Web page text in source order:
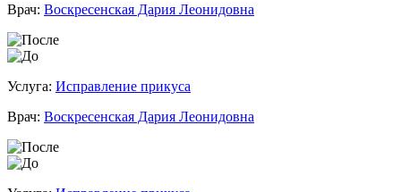
Врач: Воскресенская Дария Леонидовна
Услуга: Исправление прикуса
Врач: Воскресенская Дария Леонидовна